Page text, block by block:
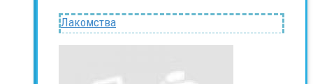
Лакомства